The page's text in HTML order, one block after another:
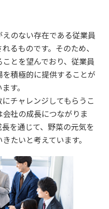
のない存在である従業員
るものです。そのため、
とを望んでおり、従業員
積極的に提供することが
す。
チャレンジしてもらうこ
社の成長につながりま
を通じて、野菜の元気を
たいと考えています。